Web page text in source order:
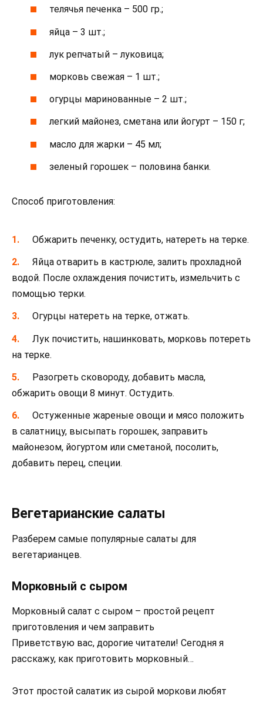
телячья печенка – 500 гр.;
яйца – 3 шт.;
лук репчатый – луковица;
морковь свежая – 1 шт.;
огурцы маринованные – 2 шт.;
легкий майонез, сметана или йогурт – 150 г;
масло для жарки – 45 мл;
зеленый горошек – половина банки.
Способ приготовления:
Обжарить печенку, остудить, натереть на терке.
Яйца отварить в кастрюле, залить прохладной
водой. После охлаждения почистить, измельчить с
помощью терки.
Огурцы натереть на терке, отжать.
Лук почистить, нашинковать, морковь потереть
на терке.
Разогреть сковороду, добавить масла,
обжарить овощи 8 минут. Остудить.
Остуженные жареные овощи и мясо положить
в салатницу, высыпать горошек, заправить
майонезом, йогуртом или сметаной, посолить,
добавить перец, специи.
Вегетарианские салаты
Разберем самые популярные салаты для
вегетарианцев.
Морковный с сыром
Морковный салат с сыром – простой рецепт
приготовления и чем заправить
Приветствую вас, дорогие читатели! Сегодня я
расскажу, как приготовить морковный…
Этот простой салатик из сырой моркови любят